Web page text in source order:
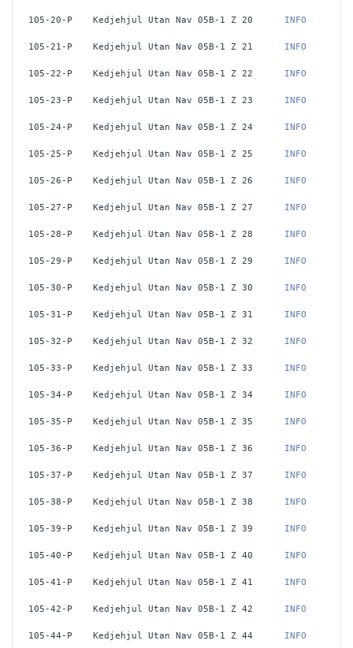
105-20-P Kedjehjul Utan Nav 05B-1 Z 20 INFO
105-21-P Kedjehjul Utan Nav 05B-1 Z 21 INFO
105-22-P Kedjehjul Utan Nav 05B-1 Z 22 INFO
105-23-P Kedjehjul Utan Nav 05B-1 Z 23 INFO
105-24-P Kedjehjul Utan Nav 05B-1 Z 24 INFO
105-25-P Kedjehjul Utan Nav 05B-1 Z 25 INFO
105-26-P Kedjehjul Utan Nav 05B-1 Z 26 INFO
105-27-P Kedjehjul Utan Nav 05B-1 Z 27 INFO
105-28-P Kedjehjul Utan Nav 05B-1 Z 28 INFO
105-29-P Kedjehjul Utan Nav 05B-1 Z 29 INFO
105-30-P Kedjehjul Utan Nav 05B-1 Z 30 INFO
105-31-P Kedjehjul Utan Nav 05B-1 Z 31 INFO
105-32-P Kedjehjul Utan Nav 05B-1 Z 32 INFO
105-33-P Kedjehjul Utan Nav 05B-1 Z 33 INFO
105-34-P Kedjehjul Utan Nav 05B-1 Z 34 INFO
105-35-P Kedjehjul Utan Nav 05B-1 Z 35 INFO
105-36-P Kedjehjul Utan Nav 05B-1 Z 36 INFO
105-37-P Kedjehjul Utan Nav 05B-1 Z 37 INFO
105-38-P Kedjehjul Utan Nav 05B-1 Z 38 INFO
105-39-P Kedjehjul Utan Nav 05B-1 Z 39 INFO
105-40-P Kedjehjul Utan Nav 05B-1 Z 40 INFO
105-41-P Kedjehjul Utan Nav 05B-1 Z 41 INFO
105-42-P Kedjehjul Utan Nav 05B-1 Z 42 INFO
105-44-P Kedjehjul Utan Nav 05B-1 Z 44 INFO